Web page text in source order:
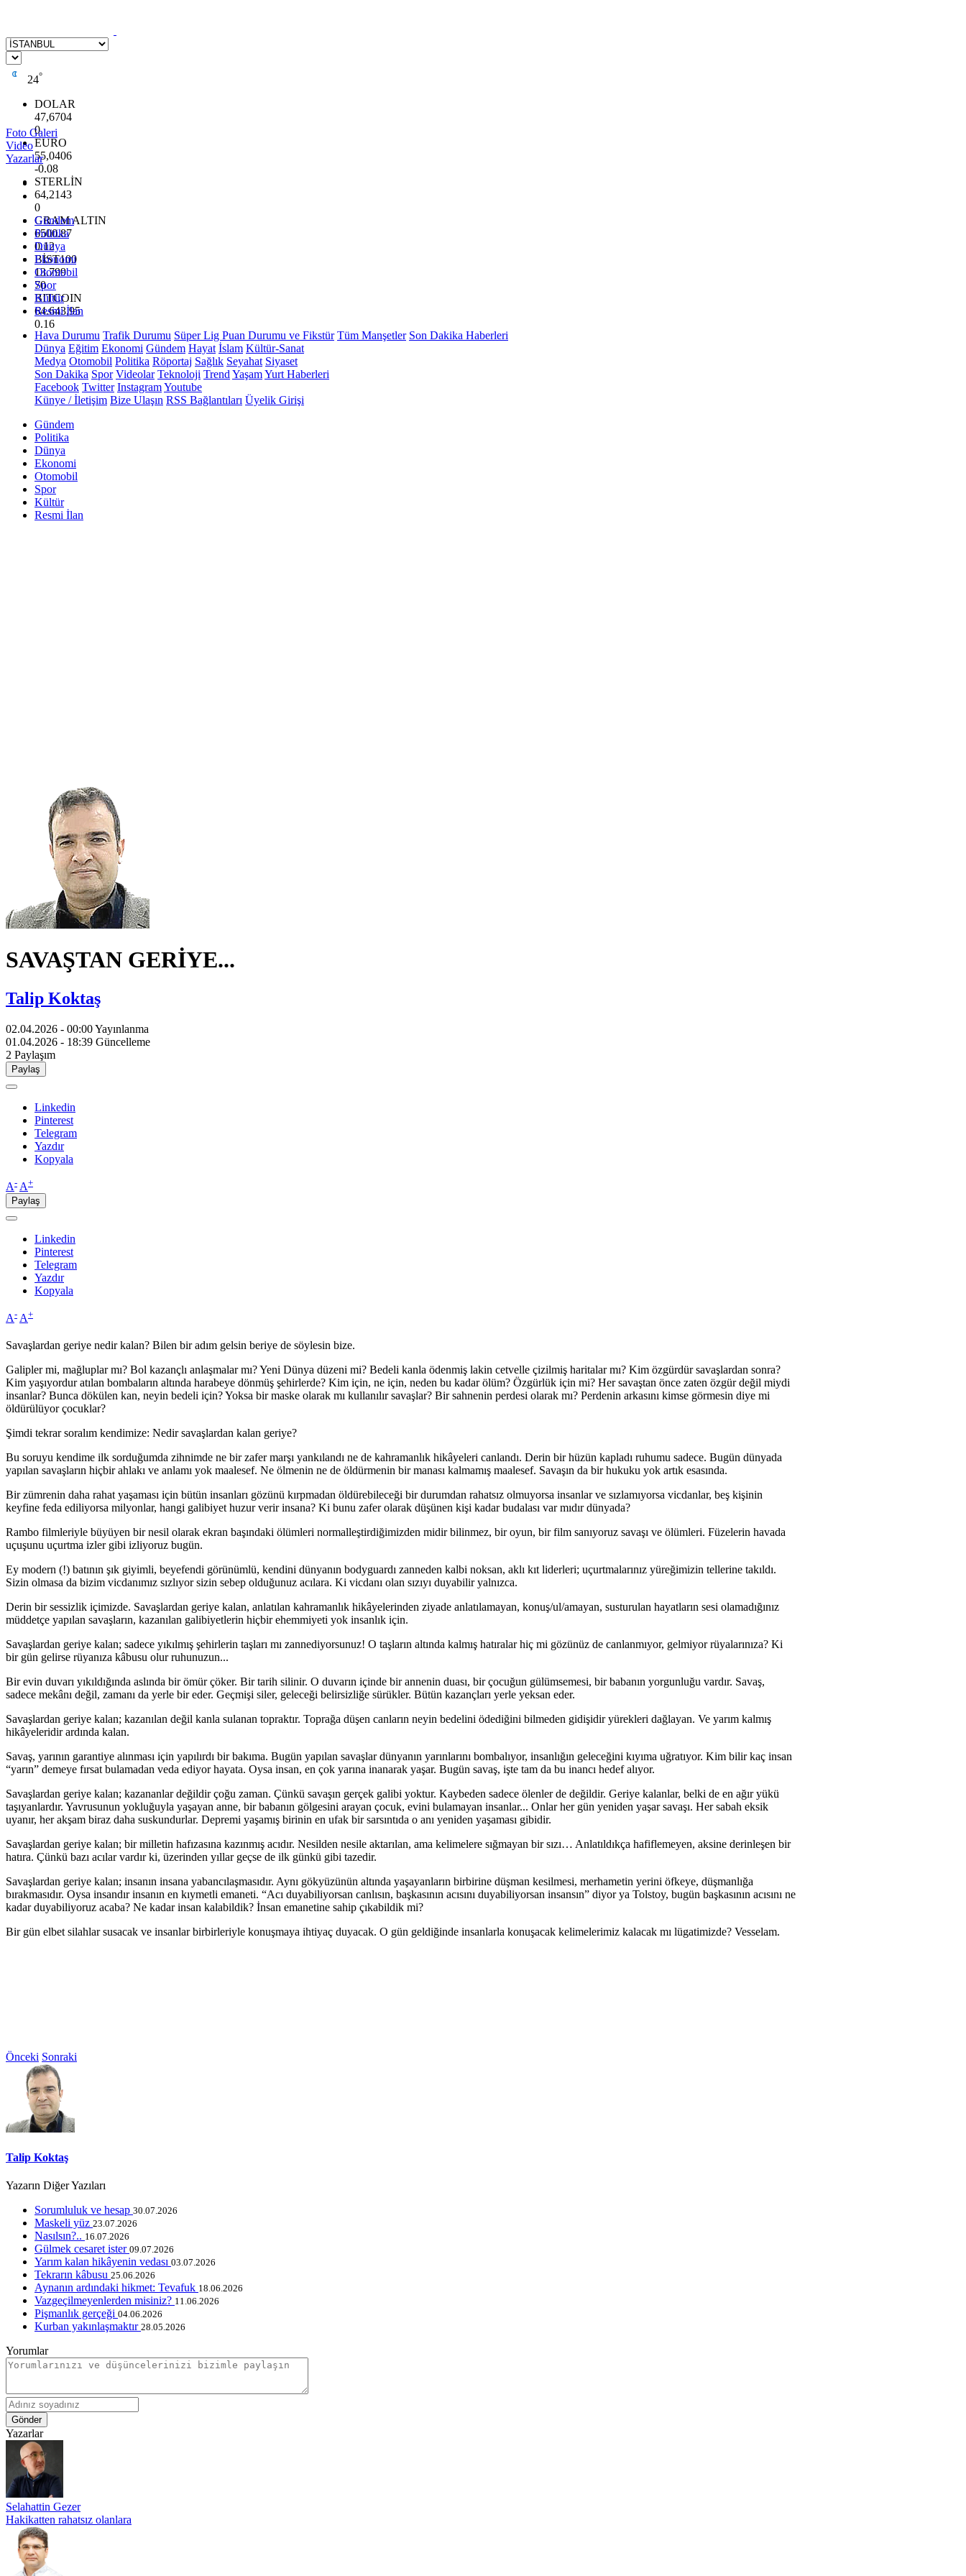
24°
DOLAR
47,6704
0
EURO
55,0406
-0.08
STERLİN
64,2143
0
GRAM ALTIN
6500.87
0.12
BİST100
13.799
70
BITCOIN
64.643,95
0.16
Foto Galeri
Video
Yazarlar
Gündem
Politika
Dünya
Ekonomi
Otomobil
Spor
Kültür
Resmi İlan
Hava Durumu Trafik Durumu Süper Lig Puan Durumu ve Fikstür Tüm Manşetler Son Dakika Haberleri
Dünya Eğitim Ekonomi Gündem Hayat İslam Kültür-Sanat
Medya Otomobil Politika Röportaj Sağlık Seyahat Siyaset
Son Dakika Spor Videolar Teknoloji Trend YaşamYurt Haberleri
Facebook Twitter InstagramYoutube
Künye / İletişim Bize Ulaşın RSS Bağlantıları Üyelik Girişi
Gündem
Politika
Dünya
Ekonomi
Otomobil
Spor
Kültür
Resmi İlan
SAVAŞTAN GERİYE...
Talip Koktaş
02.04.2026 - 00:00Yayınlanma
01.04.2026 - 18:39 Güncelleme
2 Paylaşım
Paylaş
Linkedin
Pinterest
Telegram
Yazdır
Kopyala
A- A+
Paylaş
Linkedin
Pinterest
Telegram
Yazdır
Kopyala
A- A+
Savaşlardan geriye nedir kalan? Bilen bir adım gelsin beriye de söylesin bize.
Galipler mi, mağluplar mı? Bol kazançlı anlaşmalar mı? Yeni Dünya düzeni mi? Bedeli kanla ödenmiş lakin cetvelle çizilmiş haritalar mı? Kim özgürdür savaşlardan sonra?
Kim yaşıyordur atılan bombaların altında harabeye dönmüş şehirlerde? Kim için, ne için, neden bu kadar ölüm? Özgürlük için mi? Her savaştan önce zaten özgür değil miydi
insanlar? Bunca dökülen kan, neyin bedeli için? Yoksa bir maske olarak mı kullanılır savaşlar? Bir sahnenin perdesi olarak mı? Perdenin arkasını kimse görmesin diye mi
öldürülüyor çocuklar?
Şimdi tekrar soralım kendimize: Nedir savaşlardan kalan geriye?
Bu soruyu kendime ilk sorduğumda zihnimde ne bir zafer marşı yankılandı ne de kahramanlık hikâyeleri canlandı. Derin bir hüzün kapladı ruhumu sadece. Bugün dünyada
yapılan savaşların hiçbir ahlakı ve anlamı yok maalesef. Ne ölmenin ne de öldürmenin bir manası kalmamış maalesef. Savaşın da bir hukuku yok artık esasında.
Bir zümrenin daha rahat yaşaması için bütün insanları gözünü kırpmadan öldürebileceği bir durumdan rahatsız olmuyorsa insanlar ve sızlamıyorsa vicdanlar, beş kişinin
keyfine feda ediliyorsa milyonlar, hangi galibiyet huzur verir insana? Ki bunu zafer olarak düşünen kişi kadar budalası var mıdır dünyada?
Rambo filmleriyle büyüyen bir nesil olarak ekran başındaki ölümleri normalleştirdiğimizden midir bilinmez, bir oyun, bir film sanıyoruz savaşı ve ölümleri. Füzelerin havada
uçuşunu uçurtma izler gibi izliyoruz bugün.
Ey modern (!) batının şık giyimli, beyefendi görünümlü, kendini dünyanın bodyguardı zanneden kalbi noksan, aklı kıt liderleri; uçurtmalarınız yüreğimizin tellerine takıldı.
Sizin olmasa da bizim vicdanımız sızlıyor sizin sebep olduğunuz acılara. Ki vicdanı olan sızıyı duyabilir yalnızca.
Derin bir sessizlik içimizde. Savaşlardan geriye kalan, anlatılan kahramanlık hikâyelerinden ziyade anlatılamayan, konuş/ul/amayan, susturulan hayatların sesi olamadığınız
müddetçe yapılan savaşların, kazanılan galibiyetlerin hiçbir ehemmiyeti yok insanlık için.
Savaşlardan geriye kalan; sadece yıkılmış şehirlerin taşları mı zannediyorsunuz! O taşların altında kalmış hatıralar hiç mi gözünüz de canlanmıyor, gelmiyor rüyalarınıza? Ki
bir gün gelirse rüyanıza kâbusu olur ruhunuzun...
Bir evin duvarı yıkıldığında aslında bir ömür çöker. Bir tarih silinir. O duvarın içinde bir annenin duası, bir çocuğun gülümsemesi, bir babanın yorgunluğu vardır. Savaş,
sadece mekânı değil, zamanı da yerle bir eder. Geçmişi siler, geleceği belirsizliğe sürükler. Bütün kazançları yerle yeksan eder.
Savaşlardan geriye kalan; kazanılan değil kanla sulanan topraktır. Toprağa düşen canların neyin bedelini ödediğini bilmeden gidişidir yürekleri dağlayan. Ve yarım kalmış
hikâyeleridir ardında kalan.
Savaş, yarının garantiye alınması için yapılırdı bir bakıma. Bugün yapılan savaşlar dünyanın yarınlarını bombalıyor, insanlığın geleceğini kıyıma uğratıyor. Kim bilir kaç insan
“yarın” demeye fırsat bulamadan veda ediyor hayata. Oysa insan, en çok yarına inanarak yaşar. Bugün savaş, işte tam da bu inancı hedef alıyor.
Savaşlardan geriye kalan; kazananlar değildir çoğu zaman. Çünkü savaşın gerçek galibi yoktur. Kaybeden sadece ölenler de değildir. Geriye kalanlar, belki de en ağır yükü
taşıyanlardır. Yavrusunun yokluğuyla yaşayan anne, bir babanın gölgesini arayan çocuk, evini bulamayan insanlar... Onlar her gün yeniden yaşar savaşı. Her sabah eksik
uyanır, her akşam biraz daha suskundurlar. Depremi yaşamış birinin en ufak bir sarsıntıda o anı yeniden yaşaması gibidir.
Savaşlardan geriye kalan; bir milletin hafızasına kazınmış acıdır. Nesilden nesile aktarılan, ama kelimelere sığmayan bir sızı… Anlatıldıkça hafiflemeyen, aksine derinleşen bir
hatıra. Çünkü bazı acılar vardır ki, üzerinden yıllar geçse de ilk günkü gibi tazedir.
Savaşlardan geriye kalan; insanın insana yabancılaşmasıdır. Aynı gökyüzünün altında yaşayanların birbirine düşman kesilmesi, merhametin yerini öfkeye, düşmanlığa
bırakmasıdır. Oysa insandır insanın en kıymetli emaneti. “Acı duyabiliyorsan canlısın, başkasının acısını duyabiliyorsan insansın” diyor ya Tolstoy, bugün başkasının acısını ne
kadar duyabiliyoruz acaba? Ne kadar insan kalabildik? İnsan emanetine sahip çıkabildik mi?
Bir gün elbet silahlar susacak ve insanlar birbirleriyle konuşmaya ihtiyaç duyacak. O gün geldiğinde insanlarla konuşacak kelimelerimiz kalacak mı lügatimizde? Vesselam.
Önceki Sonraki
Talip Koktaş
Yazarın Diğer Yazıları
Sorumluluk ve hesap 30.07.2026
Maskeli yüz 23.07.2026
Nasılsın?.. 16.07.2026
Gülmek cesaret ister 09.07.2026
Yarım kalan hikâyenin vedası 03.07.2026
Tekrarın kâbusu 25.06.2026
Aynanın ardındaki hikmet: Tevafuk 18.06.2026
Vazgeçilmeyenlerden misiniz? 11.06.2026
Pişmanlık gerçeği 04.06.2026
Kurban yakınlaşmaktır 28.05.2026
Yorumlar
Gönder
Yazarlar
Selahattin Gezer
Hakikatten rahatsız olanlara